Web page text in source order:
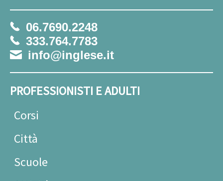
06.7690.2248
333.764.7783
info@inglese.it
PROFESSIONISTI E ADULTI
Corsi
Città
Scuole